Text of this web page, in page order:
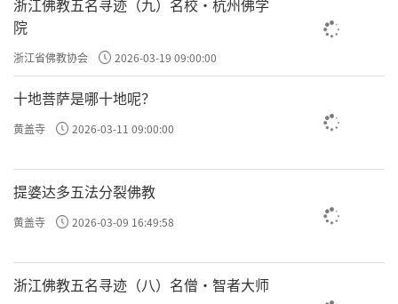
浙江佛教五名寻迹（九）名校·杭州佛学
院
浙江省佛教协会 2026-03-19 09:00:00
十地菩萨是哪十地呢？
黄盖寺 2026-03-11 09:00:00
提婆达多五法分裂佛教
黄盖寺 2026-03-09 16:49:58
浙江佛教五名寻迹（八）名僧·智者大师